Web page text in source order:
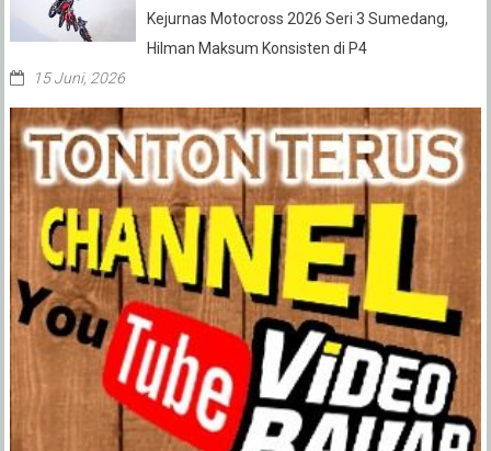
Kejurnas Motocross 2026 Seri 3 Sumedang,
Hilman Maksum Konsisten di P4
15 Juni, 2026